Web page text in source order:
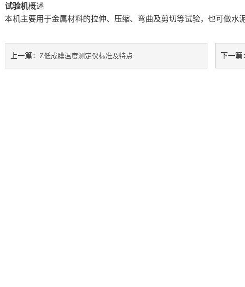
试验机概述
本机主要用于金属材料的拉伸、压缩、弯曲及剪切等试验，也可做水
上一篇： Z低成膜温度测定仪标准及特点 下一篇